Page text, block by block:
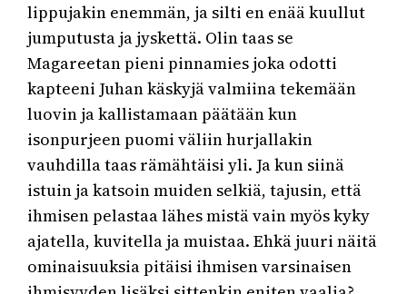
lippujakin enemmän, ja silti en enää kuullut
jumputusta ja jyskettä. Olin taas se
Magareetan pieni pinnamies joka odotti
kapteeni Juhan käskyjä valmiina tekemään
luovin ja kallistamaan päätään kun
isonpurjeen puomi väliin hurjallakin
vauhdilla taas rämähtäisi yli. Ja kun siinä
istuin ja katsoin muiden selkiä, tajusin, että
ihmisen pelastaa lähes mistä vain myös kyky
ajatella, kuvitella ja muistaa. Ehkä juuri näitä
ominaisuuksia pitäisi ihmisen varsinaisen